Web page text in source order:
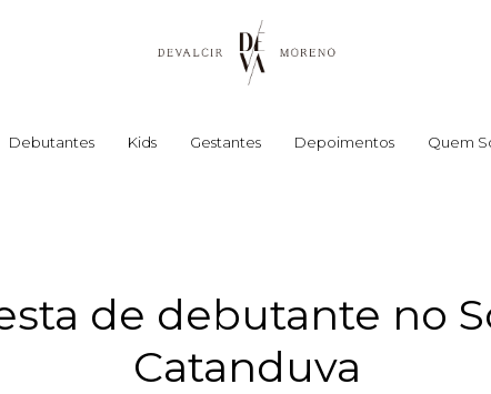
Debutantes Kids Gestantes Depoimentos Quem
de debutante no
Catanduva